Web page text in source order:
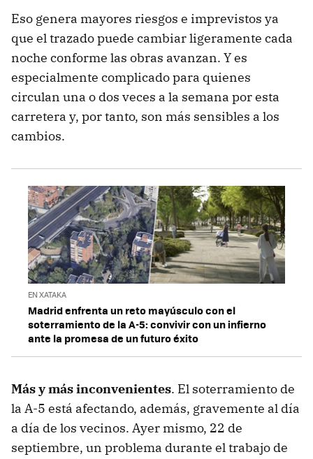
Eso genera mayores riesgos e imprevistos ya
que el trazado puede cambiar ligeramente cada
noche conforme las obras avanzan. Y es
especialmente complicado para quienes
circulan una o dos veces a la semana por esta
carretera y, por tanto, son más sensibles a los
cambios.
EN XATAKA
Madrid enfrenta un reto mayúsculo con el
soterramiento de la A-5: convivir con un infierno
ante la promesa de un futuro éxito
Más y más inconvenientes. El soterramiento de
la A-5 está afectando, además, gravemente al día
a día de los vecinos. Ayer mismo, 22 de
septiembre, un problema durante el trabajo de